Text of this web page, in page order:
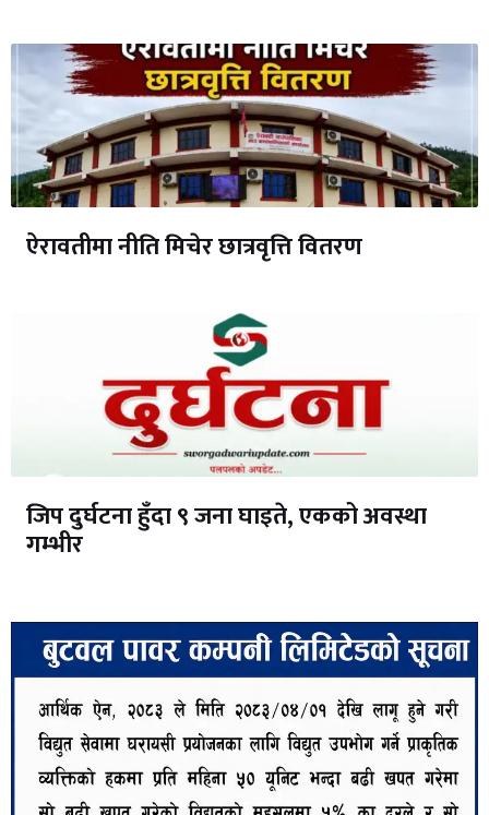
ऐरावतीमा नीति मिचेर छात्रवृत्ति वितरण
जिप दुर्घटना हुँदा ९ जना घाइते, एकको अवस्था
गम्भीर